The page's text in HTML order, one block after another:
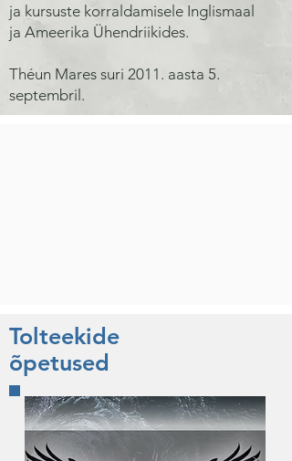
ja kursuste korraldamisele Inglismaal
ja Ameerika Ühendriikides.
Théun Mares suri 2011. aasta 5.
septembril.
Tolteekide
õpetused